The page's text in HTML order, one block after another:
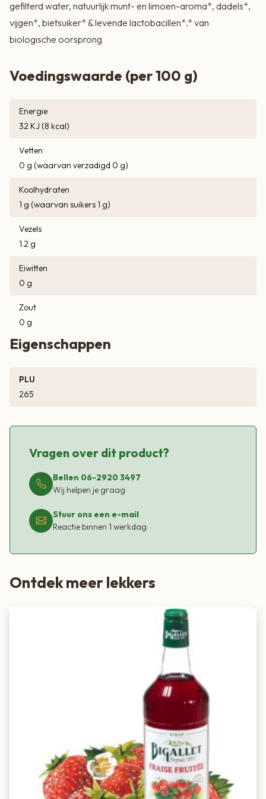
???? Puur, biologisch en gefermenteerd voor jouw welzijn.
gefilterd water, natuurlijk munt- en limoen-aroma*, dadels*,
vijgen*, bietsuiker* & levende lactobacillen*.* van
biologische oorsprong
Voedingswaarde (per 100 g)
Energie
32 KJ (8 kcal)
Vetten
0 g (waarvan verzadigd 0 g)
Koolhydraten
1 g (waarvan suikers 1 g)
Vezels
1.2 g
Eiwitten
0 g
Zout
0 g
Eigenschappen
PLU
265
Vragen over dit product?
Bellen 06-2920 3497
Wij helpen je graag
Stuur ons een e-mail
Reactie binnen 1 werkdag
Ontdek meer lekkers